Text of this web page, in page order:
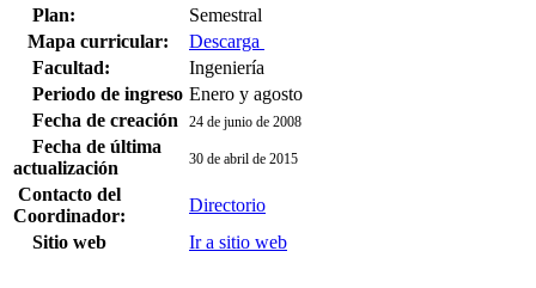
Plan:
Semestral
Mapa curricular:
Descarga
Facultad:
Ingeniería
Periodo de ingreso Enero y agosto
Fecha de creación
24 de junio de 2008
Fecha de última
actualización
30 de abril de 2015
Contacto del
Coordinador:
Directorio
Sitio web
Ir a sitio web